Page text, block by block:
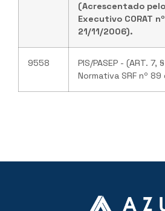
(Acrescentado
Executivo CORAT
21/11/2006).
9558
PIS/PASEP - (ART. 7,
Normativa SRF nº